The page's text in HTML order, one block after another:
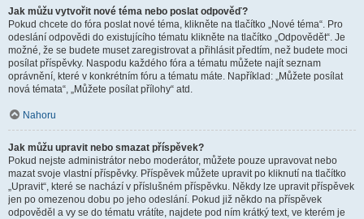
Jak můžu vytvořit nové téma nebo poslat odpověď?
Pokud chcete do fóra poslat nové téma, klikněte na tlačítko „Nové téma“. Pro
odeslání odpovědi do existujícího tématu klikněte na tlačítko „Odpovědět“. Je
možné, že se budete muset zaregistrovat a přihlásit předtím, než budete moci
posílat příspěvky. Naspodu každého fóra a tématu můžete najít seznam
oprávnění, které v konkrétním fóru a tématu máte. Například: „Můžete posílat
nová témata“, „Můžete posílat přílohy“ atd.
Nahoru
Jak můžu upravit nebo smazat příspěvek?
Pokud nejste administrátor nebo moderátor, můžete pouze upravovat nebo
mazat svoje vlastní příspěvky. Příspěvek můžete upravit po kliknutí na tlačítko
„Upravit“, které se nachází v příslušném příspěvku. Někdy lze upravit příspěvek
jen po omezenou dobu po jeho odeslání. Pokud již někdo na příspěvek
odpověděl a vy se do tématu vrátíte, najdete pod ním krátký text, ve kterém je